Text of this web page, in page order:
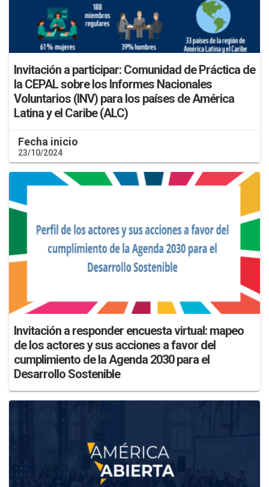
Invitación a participar: Comunidad de Práctica de
la CEPAL sobre los Informes Nacionales
Voluntarios (INV) para los países de América
Latina y el Caribe (ALC)
Fecha inicio
23/10/2024
Invitación a responder encuesta virtual: mapeo
de los actores y sus acciones a favor del
cumplimiento de la Agenda 2030 para el
Desarrollo Sostenible